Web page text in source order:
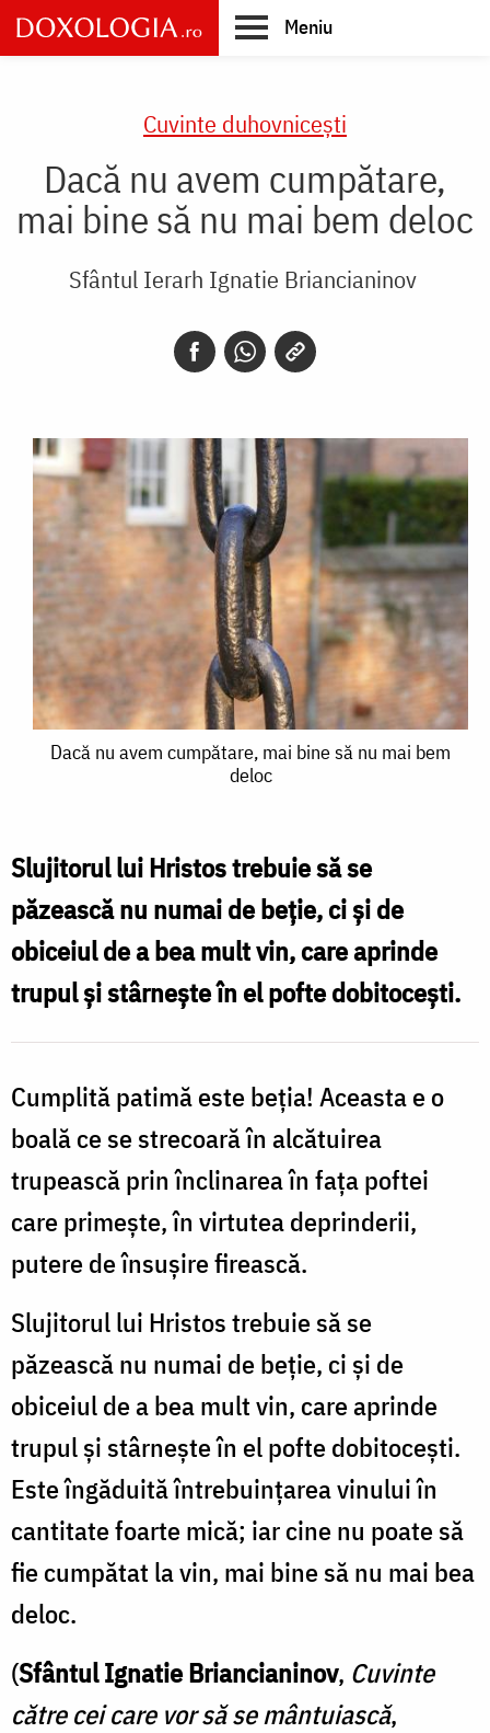
Skip
to
main
Meniu
Cuvinte duhovnicești
Dacă nu avem cumpătare,
mai bine să nu mai bem deloc
Sfântul Ierarh Ignatie Briancianinov
Dacă
cumpătare,
mai
bine
nu
bem
deloc
Dacă nu avem cumpătare, mai bine să nu mai bem
deloc
Slujitorul lui Hristos trebuie să se
păzească nu numai de beţie, ci şi de
obiceiul de a bea mult vin, care aprinde
trupul şi stârneşte în el pofte dobitoceşti.
Cumplită patimă este beţia! Aceasta e o
boală ce se strecoară în alcătuirea
trupească prin înclinarea în faţa poftei
care primeşte, în virtutea deprinderii,
putere de însuşire firească.
Slujitorul lui Hristos trebuie să se
păzească nu numai de beţie, ci şi de
obiceiul de a bea mult vin, care aprinde
trupul şi stârneşte în el pofte dobitoceşti.
Este îngăduită întrebuinţarea vinului în
cantitate foarte mică; iar cine nu poate să
fie cumpătat la vin, mai bine să nu mai bea
deloc.
(Sfântul Ignatie Briancianinov, Cuvinte
către cei care vor să se mântuiască,